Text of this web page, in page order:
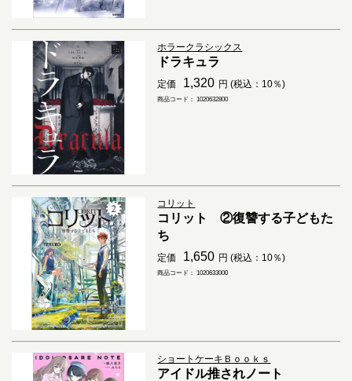
ホラークラシックス
ドラキュラ
定価 1,320 円 (税込：10％)
商品コード： 1020632800
コリット
コリット ②復讐する子どもた
ち
定価 1,650 円 (税込：10％)
商品コード： 1020633000
ショートケーキＢｏｏｋｓ
アイドル推されノート